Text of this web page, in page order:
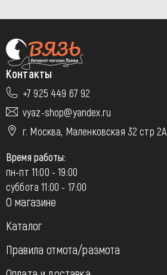
Контакты
+7 925 449 67 92
vyaz-shop@yandex.ru
г. Москва, Маленковская 32 стр 2А
Время работы:
пн-пт 11:00 - 19:00
суббота 11:00 - 17:00
О магазине
Каталог
Правила отмота/размота